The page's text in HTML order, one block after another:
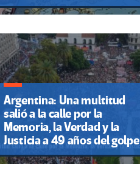
Argentina: Una multitud
salió a la calle por la
Memoria, la Verdad y la
Justicia a 49 años del golpe